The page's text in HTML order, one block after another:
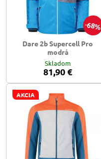
68%
Dare 2b Supercell Pro
modrá
Skladom
81,90 €
AKCIA